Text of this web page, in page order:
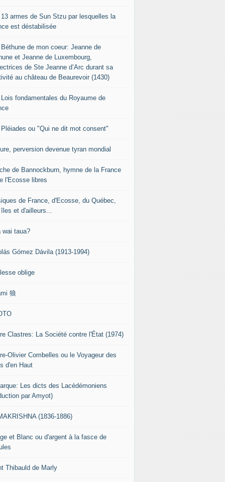
13 armes de Sun Stzu par lesquelles la
est déstabilisée
de mon coeur: Jeanne de
et Jeanne de Luxembourg,
de Ste Jeanne d’Arc durant sa
au château de Beaurevoir (1430)
fondamentales du Royaume de
Pléiades ou "Qui ne dit mot consent"
perversion devenue tyran mondial
de Bannockburn, hymne de la France
l'Ecosse libres
de France, d'Ecosse, du Québec,
et d'ailleurs...
wai taua?
Gómez Dávila (1913-1994)
oblige
狼
Clastres: La Société contre l'État (1974)
Olivier Combelles ou le Voyageur des
d'en Haut
Les dicts des Lacédémoniens
par Amyot)
(1836-1886)
et Blanc ou d'argent à la fasce de
Thibauld de Marly